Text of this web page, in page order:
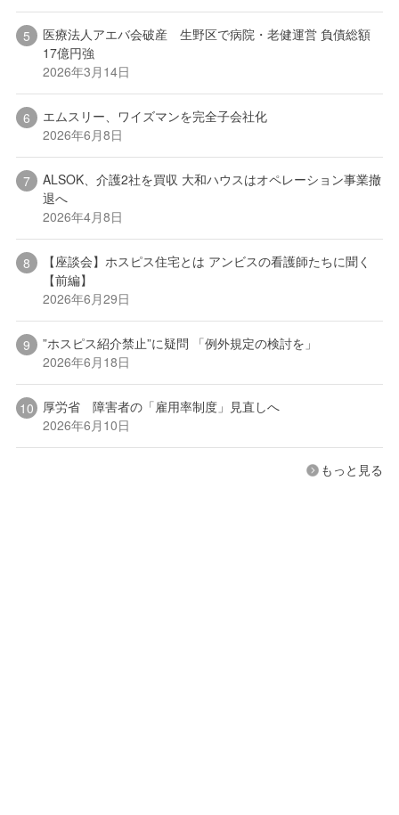
医療法人アエバ会破産 生野区で病院・老健運営 負債総額
17億円強
2026年3月14日
エムスリー、ワイズマンを完全子会社化
2026年6月8日
ALSOK、介護2社を買収 大和ハウスはオペレーション事業撤
退へ
2026年4月8日
【座談会】ホスピス住宅とは アンビスの看護師たちに聞く
【前編】
2026年6月29日
”ホスピス紹介禁止”に疑問 「例外規定の検討を」
2026年6月18日
厚労省 障害者の「雇用率制度」見直しへ
2026年6月10日
もっと見る